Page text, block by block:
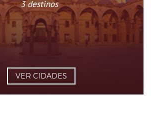
3 destinos
VER CIDADES